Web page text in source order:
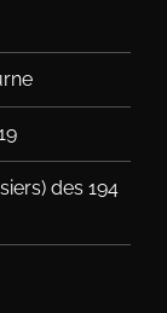
des 194